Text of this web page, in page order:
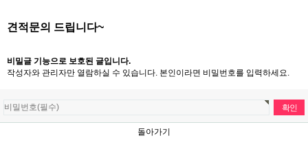
견적문의 드립니다~
비밀글 기능으로 보호된 글입니다.
작성자와 관리자만 열람하실 수 있습니다. 본인이라면 비밀번호를 입력하세요.
돌아가기